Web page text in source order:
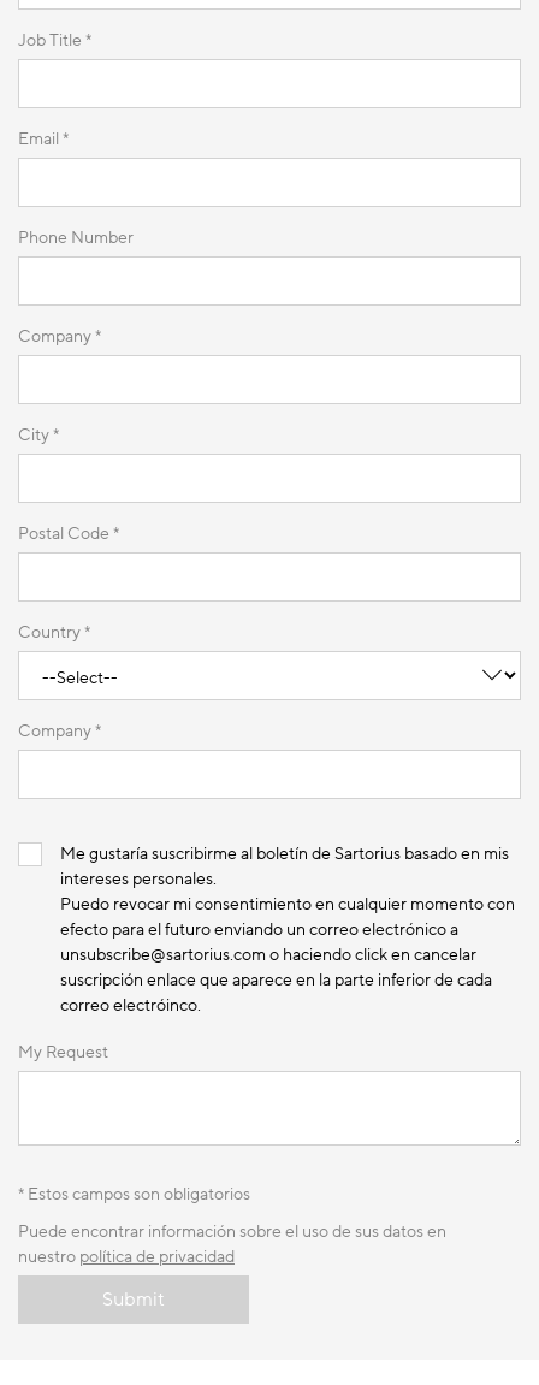
Job Title *
Email *
Phone Number
Company *
City *
Postal Code *
Country *
Company *
Me gustaría suscribirme al boletín de Sartorius basado en mis
intereses personales.
Puedo revocar mi consentimiento en cualquier momento con
efecto para el futuro enviando un correo electrónico a
unsubscribe@sartorius.com o haciendo click en cancelar
suscripción enlace que aparece en la parte inferior de cada
correo electróinco.
My Request
* Estos campos son obligatorios
Puede encontrar información sobre el uso de sus datos en
nuestro política de privacidad
Submit